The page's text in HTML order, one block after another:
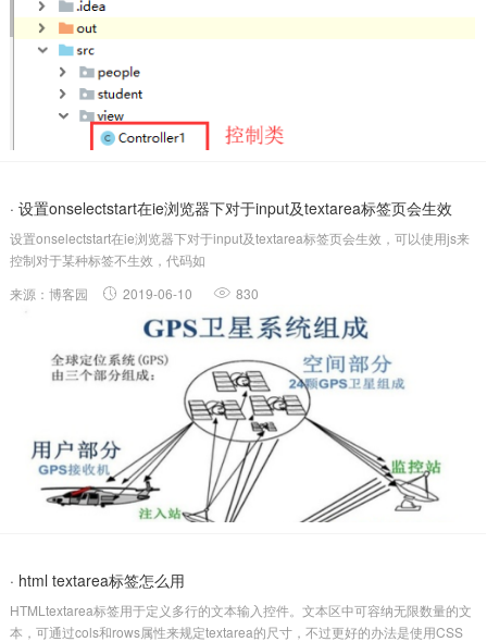
· 设置onselectstart在ie浏览器下对于input及textarea标签页会生效
设置onselectstart在ie浏览器下对于input及textarea标签页会生效，可以使用js来
控制对于某种标签不生效，代码如
设置可.....
来源：博客园 2019-06-10 830
· html textarea标签怎么用
HTMLtextarea标签用于定义多行的文本输入控件。文本区中可容纳无限数量的文
本，可通过cols和rows属性来规定textarea的尺寸，不过更好的办法是使用CSS